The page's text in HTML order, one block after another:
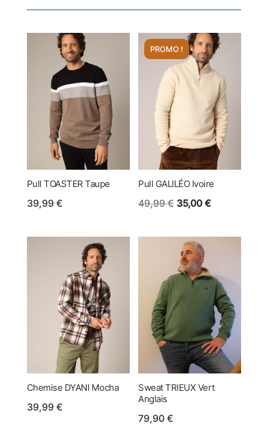
Pull TOASTER Taupe
39,99 €
PROMO !
Pull GALILÉO Ivoire
49,99€ Le
initial
était :
49,99 €.
35,00€Le
actuel
Chemise DYANI Mocha
39,99 €
Sweat TRIEUX Vert
Anglais
79,90€